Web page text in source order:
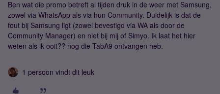
Ben wat die promo betreft al tijden druk in de weer met Samsung,
zowel via WhatsApp als via hun Community. Duidelijk is dat de
fout bij Samsung ligt (zowel bevestigd via WA als door de
Community Manager) en niet bij mij of Simyo. Ik laat het hier
weten als ik ooit?? nog die TabA9 ontvangen heb.
1 persoon vindt dit leuk